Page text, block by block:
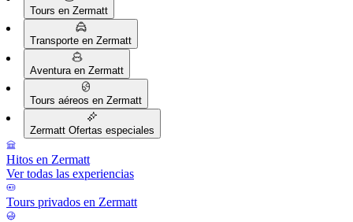
Tours en Zermatt
Transporte en Zermatt
Aventura en Zermatt
Tours aéreos en Zermatt
Zermatt Ofertas especiales
Hitos en Zermatt
Ver todas las experiencias
Tours privados en Zermatt